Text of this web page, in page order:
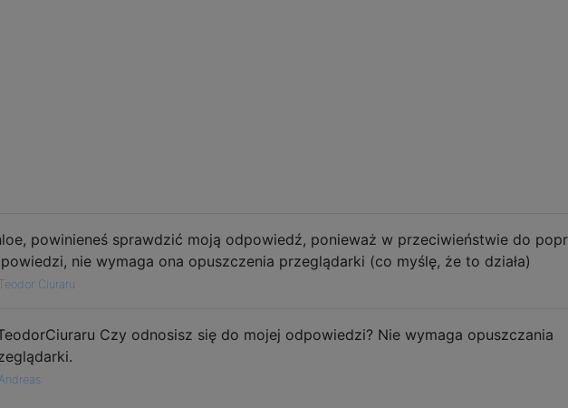
powinieneś sprawdzić moją odpowiedź, ponieważ w przeciwieństwie do
nie wymaga ona opuszczenia przeglądarki (co myślę, że to działa)
Teodor Ciuraru
Czy odnosisz się do mojej odpowiedzi? Nie wymaga opuszczania
Andreas